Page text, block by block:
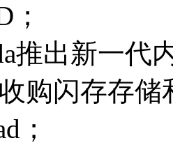
；
推出新一代
购闪存存
；